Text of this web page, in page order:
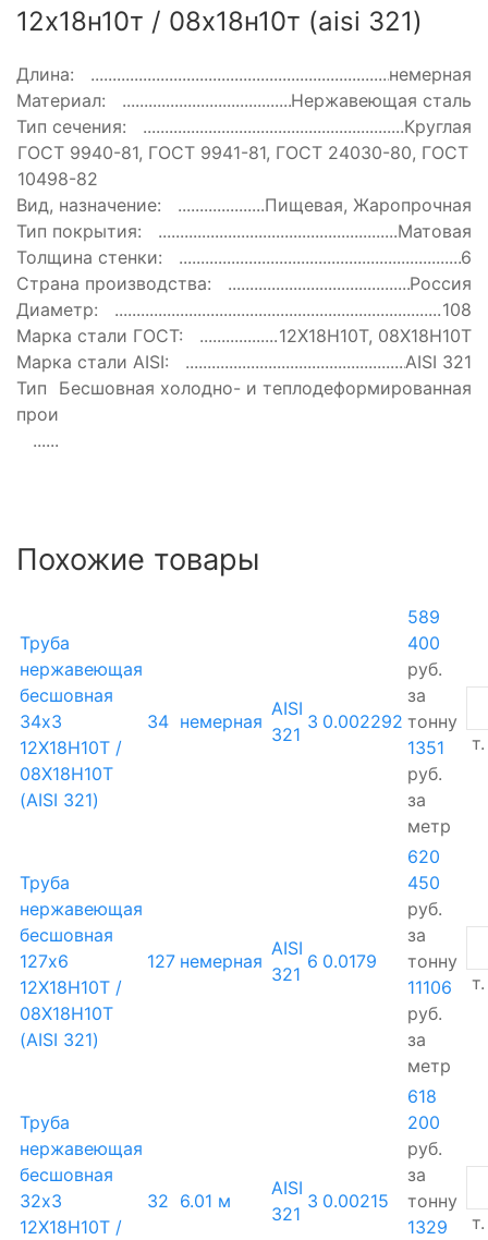
12х18н10т / 08х18н10т (aisi 321)
Длина:
немерная
Материал:
Нержавеющая сталь
Тип сечения:
Круглая
ГОСТ:
ГОСТ 9940-81, ГОСТ 9941-81, ГОСТ 24030-80, ГОСТ
10498-82
Вид, назначение:
Пищевая, Жаропрочная
Тип покрытия:
Матовая
Толщина стенки:
6
Страна производства:
Россия
Диаметр:
108
Марка стали ГОСТ:
12Х18Н10Т, 08Х18Н10Т
Марка стали AISI:
AISI 321
Тип
производства:
Бесшовная холодно- и теплодеформированная
Похожие товары
Труба
нержавеющая
бесшовная
34х3
12Х18Н10Т /
08Х18Н10Т
(AISI 321)
34 немерная
AISI
321
3 0.002292
589
400
руб.
за
тонну
1351
руб.
за
метр
т.
Труба
нержавеющая
бесшовная
127х6
12Х18Н10Т /
08Х18Н10Т
(AISI 321)
127 немерная
AISI
321
6 0.0179
620
450
руб.
за
тонну
11106
руб.
за
метр
т.
Труба
нержавеющая
бесшовная
32х3
12Х18Н10Т /
32 6.01 м
AISI
321
3 0.00215
618
200
руб.
за
тонну
1329
т.